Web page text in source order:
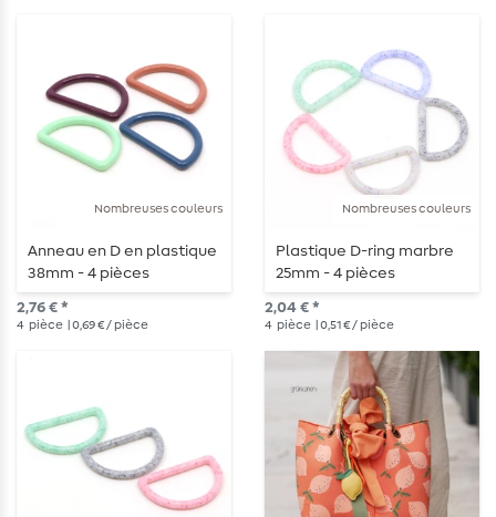
Nombreuses couleurs
Anneau en D en plastique
38mm - 4 pièces
2,76 € *
4 pièce | 0,69 € / pièce
Nombreuses couleurs
Plastique D-ring marbre
25mm - 4 pièces
2,04 € *
4 pièce | 0,51 € / pièce